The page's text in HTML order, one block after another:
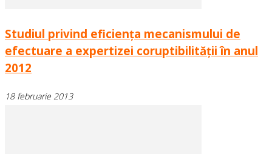
Studiul privind eficienţa mecanismului de
efectuare a expertizei coruptibilităţii în anul
2012
18 februarie 2013